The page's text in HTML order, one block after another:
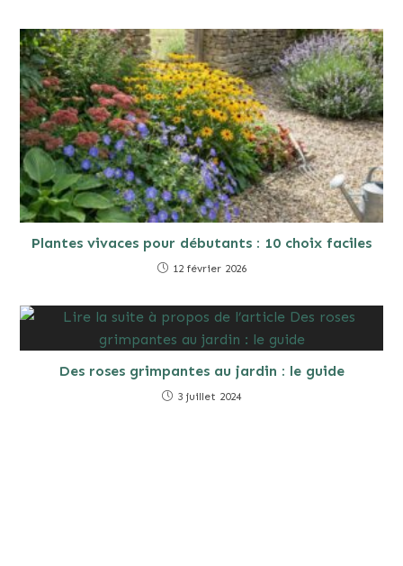
Plantes vivaces pour débutants : 10 choix faciles
12 février 2026
Des roses grimpantes au jardin : le guide
3 juillet 2024